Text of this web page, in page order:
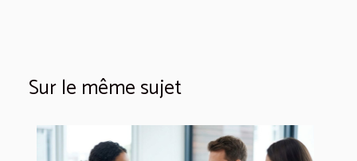
Sur le même sujet